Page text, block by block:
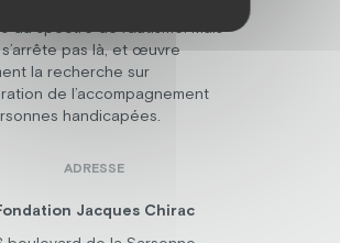
du spectre de l’autisme. Mais
pas là, et œuvre
la recherche sur
de l’accompagnement
handicapées.
ADRESSE
Jacques Chirac